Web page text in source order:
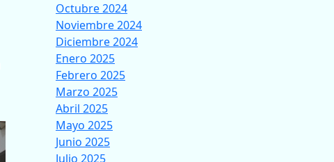
Octubre 2024
Noviembre 2024
Diciembre 2024
Enero 2025
Febrero 2025
Marzo 2025
Abril 2025
Mayo 2025
Junio 2025
Julio 2025